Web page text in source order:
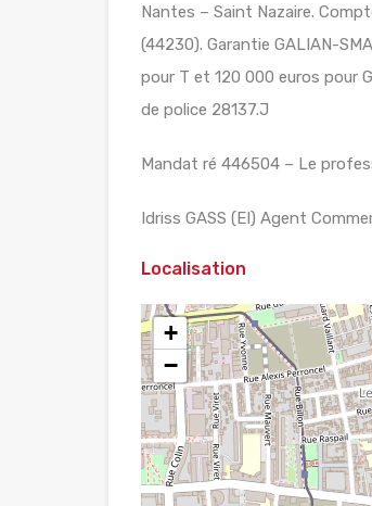
Nantes – Saint Nazaire.
(44230). Garantie GALIAN-
pour T et 120 000 euros pour
de police 28137.J
Mandat ré 446504 – Le
Idriss GASS (EI) Agent
Localisation
+
−